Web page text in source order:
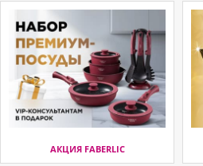
АКЦИЯ FABERLIC